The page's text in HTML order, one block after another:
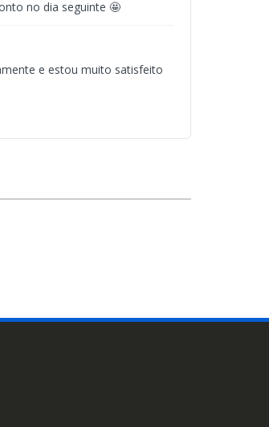
no dia seguinte 🤩
e estou muito satisfeito